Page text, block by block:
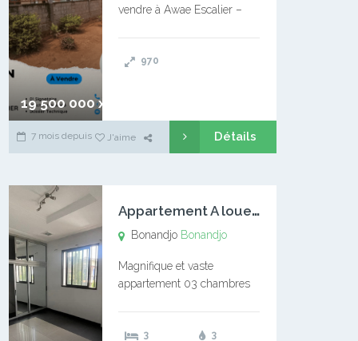
19 500 000 xaf
vendre à Awae Escalier –
l’Université Catholique –
970
7 mois depuis J'aime Détails
A
ppartement A louer Bonandjo
Bonandjo Bonandjo
Magnifique et vaste
appartement 03 chambres
douches 01 vaste salon 01
3
3